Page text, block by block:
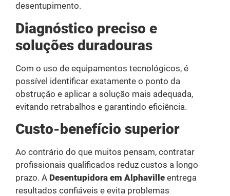
desentupimento.
Diagnóstico preciso e
soluções duradouras
Com o uso de equipamentos tecnológicos, é
possível identificar exatamente o ponto da
obstrução e aplicar a solução mais adequada,
evitando retrabalhos e garantindo eficiência.
Custo-benefício superior
Ao contrário do que muitos pensam, contratar
profissionais qualificados reduz custos a longo
prazo. A Desentupidora em Alphaville entrega
resultados confiáveis e evita problemas